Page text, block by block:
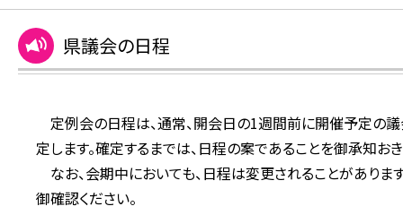
県議会の日程
定例会の日程は、通常、開会日の1週間前に開催予定の
定します。確定するまでは、日程の案であることを御承知おき
なお、会期中においても、日程は変更されることがあり
御確認ください。